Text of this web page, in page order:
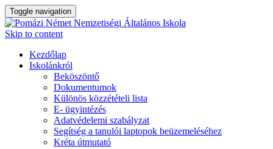
Toggle navigation
Skip to content
Kezdőlap
Iskolánkról
Beköszöntő
Dokumentumok
Különös közzétételi lista
E- ügyintézés
Adatvédelemi szabályzat
Segítség a tanulói laptopok beüzemeléséhez
Kréta útmutató